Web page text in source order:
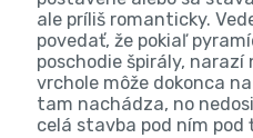
ale príliš romanticky.
povedať, že pokiaľ
poschodie špirály, narazí
vrchole môže dokonca
tam nachádza, no
celá stavba pod ním pod